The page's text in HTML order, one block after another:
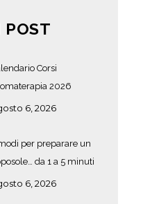
Corsi
2026
6, 2026
per preparare un
da 1 a 5 minuti
6, 2026